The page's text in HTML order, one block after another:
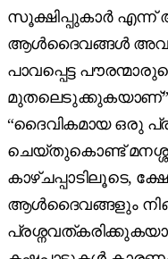
സൂക്ഷിപ്പുകാർ എന്ന്
ആൾദൈവങ്ങൾ
പാവപ്പെട്ട
മുതലെടുക്കുകയാണ്”
“ദൈവികമായ ഒരു
ചെയ്തുകൊണ്ട്
കാഴ്ചപ്പാടിലൂടെ,
ആൾദൈവങ്ങളും